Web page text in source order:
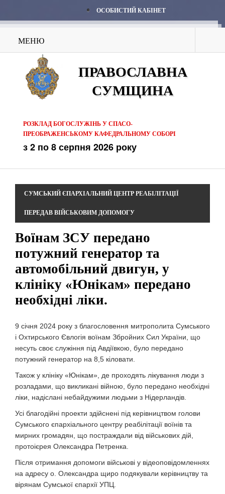
ОСОБИСТИЙ КАБІНЕТ
МЕНЮ
ПРАВОСЛАВНА
СУМЩИНА
РОЗКЛАД БОГОСЛУЖІНЬ У СПАСО-
ПРЕОБРАЖЕНСЬКОМУ КАФЕДРАЛЬНОМУ СОБОРІ
з 2 по 8 серпня 2026 року
СУМСЬКИЙ ЄПАРХІАЛЬНИЙ ЦЕНТР РЕАБІЛІТАЦІЇ
ПЕРЕДАВ ВІЙСЬКОВИМ ДОПОМОГУ
Воїнам ЗСУ передано
потужний генератор та
автомобільний двигун, у
клініку «Юнікам» передано
необхідні ліки.
9 січня 2024 року з благословення митрополита Сумського
і Охтирського Євлогія воїнам Збройних Сил України, що
несуть своє служіння під Авдіївкою, було передано
потужний генератор на 8,5 кіловати.
Також у клініку «Юнікам», де проходять лікування люди з
розладами, що викликані війною, було передано необхідні
ліки, надіслані небайдужими людьми з Нідерландів.
Усі благодійні проекти здійснені під керівництвом голови
Сумського єпархіального центру реабілітації воїнів та
мирних громадян, що постраждали від військових дій,
протоієрея Олександра Петренка.
Після отримання допомоги військові у відеоповідомленнях
на адресу о. Олександра щиро подякували керівництву та
вірянам Сумської єпархії УПЦ.